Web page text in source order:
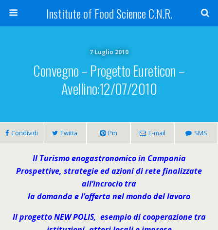
Institute of Food Science C.N.R.
7 Luglio 2010
Convegno – Progetto Eureticon –
Avellino:12/07/2010
Condividi Twitta Pin E-mail SMS
Il Turismo enogastronomico in Campania
Prospettive, strategie ed azioni di rete finalizzate
all’incrocio tra
la domanda e l’offerta nel mondo del lavoro
Il progetto NEW POLIS, esempio di cooperazione tra